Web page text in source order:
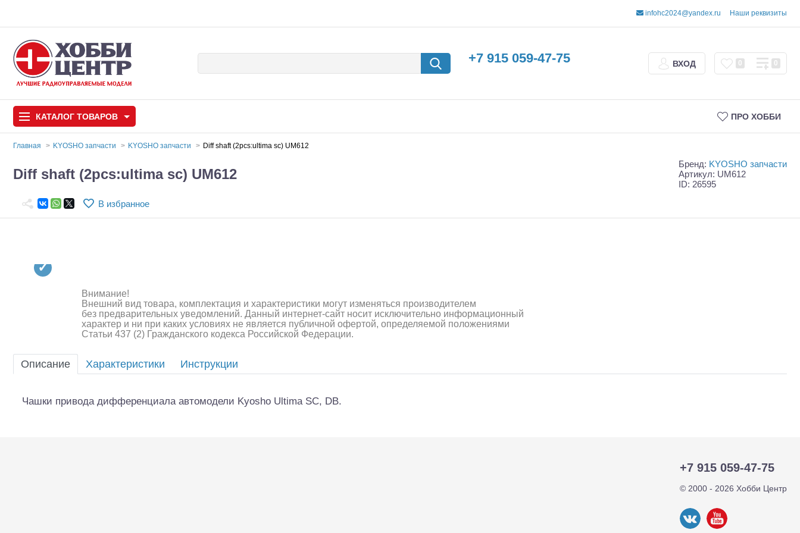
infohc2024@yandex.ru Наши реквизиты
+7 915 059-47-75 ВХОД 0 0
КАТАЛОГ ТОВАРОВ ПРО ХОББИ
Автомодели
Игрушки
Квадрокоптеры
Аккумуляторы и батарейки
питания
Автомодели для сборки
Машины с
Трофи Шорт-корсы
ДВС модели
Главная KYOSHO запчасти KYOSHO запчасти Diff shaft (2pcs:ultima sc) UM612
Diff shaft (2pcs:ultima sc) UM612
Бренд: KYOSHO запчасти
Артикул: UM612
ID: 26595
В избранное
Внимание!
Внешний вид товара, комплектация и характеристики могут изменяться производителем
без предварительных уведомлений. Данный интернет-сайт носит исключительно информационный
характер и ни при каких условиях не является публичной офертой, определяемой положениями
Статьи 437 (2) Гражданского кодекса Российской Федерации.
Описание Характеристики Инструкции
Чашки привода дифференциала автомодели Kyosho Ultima SC, DB.
+7 915 059-47-75
© 2000 - 2026 Хобби Центр